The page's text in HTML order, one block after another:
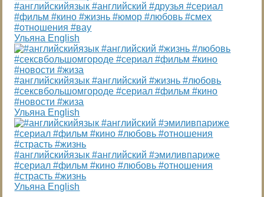
#английскийязык #английский #друзья #сериал
#фильм #кино #жизнь #юмор #любовь #смех
#отношения #вау
Ульяна English
#английскийязык #английский #жизнь #любовь
#сексвбольшомгороде #сериал #фильм #кино
#новости #жиза
Ульяна English
#английскийязык #английский #эмиливпариже
#сериал #фильм #кино #любовь #отношения
#страсть #жизнь
Ульяна English